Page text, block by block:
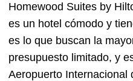
Homewood Suites by
es un hotel cómodo y
es lo que buscan la
presupuesto limitado, y
Aeropuerto Internacional